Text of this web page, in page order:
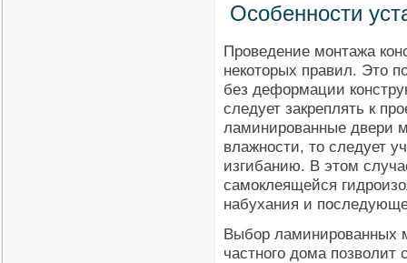
Особенности
Проведение монтажа
некоторых правил. Это
без деформации
следует закреплять к
ламинированные двери
влажности, то следует
изгибанию. В этом
самоклеящейся
набухания и
Выбор ламинированных
частного дома